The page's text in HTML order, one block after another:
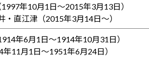
年10月1日～2015年3月13日）
・直江津（2015年3月14日～）
年6月1日～1914年10月31日）
11月1日～1951年6月24日）